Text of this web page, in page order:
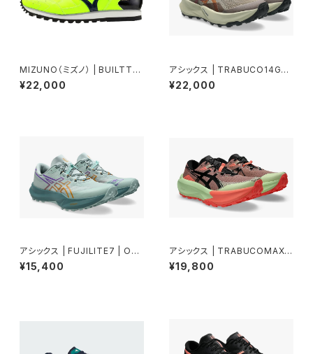
MIZUNO（ミズノ） | BUILTTR
AINER2 | ネイビー/イエロー/
ホワイト | Unisex
¥22,000
アシックス | TRABUCO14GT
X | TAUPEGREY/OATMEAL
| Men
¥22,000
アシックス | FUJILITE7 | OCE
ANHAZE/FOGGYTEAL | Uni
sex
¥15,400
アシックス | TRABUCOMAX5
| UMEBOSHI/BLACK | Men
¥19,800